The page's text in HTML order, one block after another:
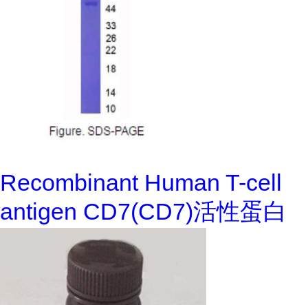
Recombinant Human T-cell
antigen CD7(CD7)活性蛋白